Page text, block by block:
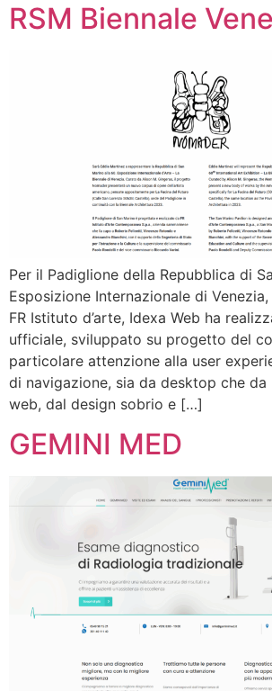
RSM Biennale
Per il Padiglione della Repubblica di
Esposizione Internazionale di
FR Istituto d’arte, Idexa Web ha
ufficiale, sviluppato su progetto del
particolare attenzione alla user
di navigazione, sia da desktop che da
web, dal design sobrio e […]
GEMINI MED